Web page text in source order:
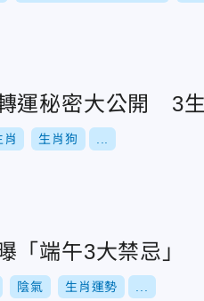
運秘密大公開 3
肖 生肖狗
「端午3大禁忌」
陰氣 生肖運勢